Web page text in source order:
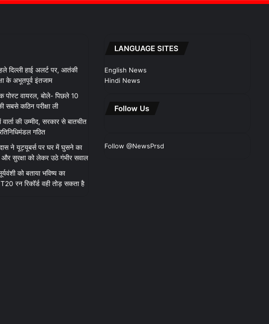
दिल्ली हाई अलर्ट पर, आतंकी
के अभूतपूर्व इंतजाम
पोस्ट वायरल, बोले- पिछले 10
सबसे कठिन परीक्षा ली
की उम्मीद, सरकार से बातचीत
गठित
ने यूट्यूबर्स पर घर में घुसने का
और सुरक्षा को लेकर उठे गंभीर सवाल
को बताया भविष्य का
रन रिकॉर्ड वही तोड़ सकता है
LANGUAGE SITES
English News
Hindi News
Follow Us
Follow @NewsPrsd